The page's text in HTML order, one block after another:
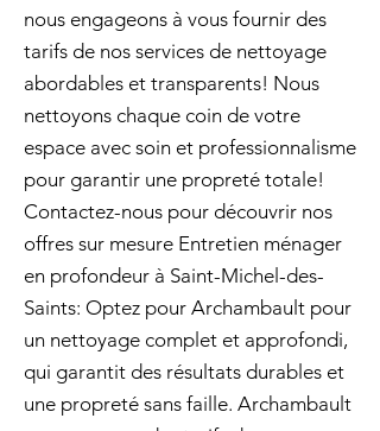
nous engageons à vous fournir des
tarifs de nos services de nettoyage
abordables et transparents! Nous
nettoyons chaque coin de votre
espace avec soin et professionnalisme
pour garantir une propreté totale!
Contactez-nous pour découvrir nos
offres sur mesure Entretien ménager
en profondeur à Saint-Michel-des-
Saints: Optez pour Archambault pour
un nettoyage complet et approfondi,
qui garantit des résultats durables et
une propreté sans faille. Archambault